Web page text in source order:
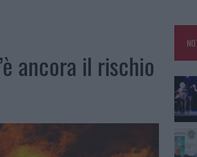
ancora il rischio